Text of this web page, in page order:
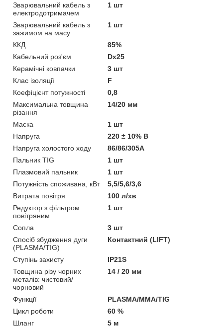
Зварювальний кабель з
електродотримачем
1 шт
Зварювальний кабель з
зажимом на масу
1 шт
ККД
85%
Кабельний роз'єм
Dx25
Керамічні ковпачки
3 шт
Клас ізоляції
F
Коефіцієнт потужності
0,8
Максимальна товщина
різання
14/20 мм
Маска
1 шт
Напруга
220 ± 10% В
Напруга холостого ходу
86/86/305А
Пальник TIG
1 шт
Плазмовий пальник
1 шт
Потужність споживана, кВт
5,5/5,6/3,6
Витрата повітря
100 л/хв
Редуктор з фільтром
повітряним
1 шт
Сопла
3 шт
Спосіб збудження дуги
(PLASMA/TIG)
Контактний (LIFT)
Ступінь захисту
IP21S
Товщина різу чорних
металів: чистовий/
чорновий
14 / 20 мм
Функції
PLASMA/MMA/TIG
Цикл роботи
60 %
Шланг
5 м